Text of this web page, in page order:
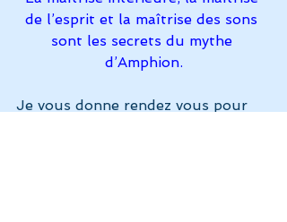
de l’esprit et la maîtrise des sons
sont les secrets du mythe
d’Amphion.
Je vous donne rendez vous pour